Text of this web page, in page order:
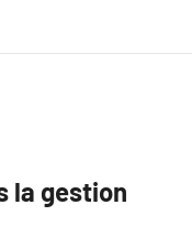
la gestion